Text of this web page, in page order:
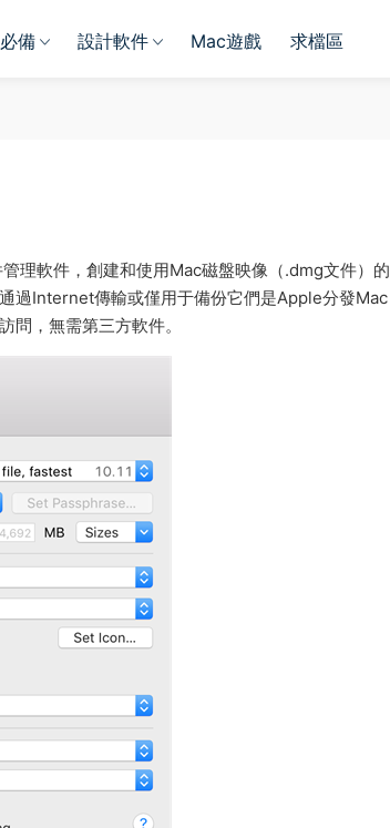
備 設計軟件 Mac遊戲 求檔區
理軟件，創建和使用Mac磁盤映像（.dmg文件）的
過Internet傳輸或僅用于備份它們是Apple分發Mac
，無需第三方軟件。